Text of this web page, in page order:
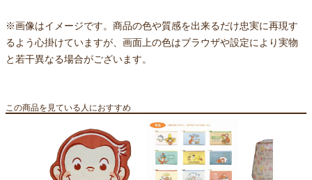
※画像はイメージです。商品の色や質感を出来るだけ忠実に再現す
るよう心掛けていますが、画面上の色はブラウザや設定により実物
と若干異なる場合がございます。
この商品を見ている人におすすめ